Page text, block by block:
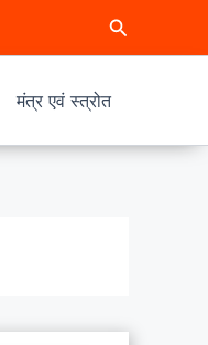
Search
मंत्र एवं स्त्रोत